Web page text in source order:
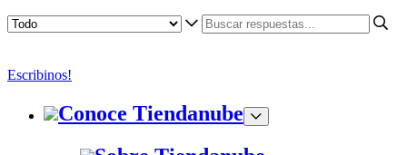
Escribinos!
Conoce Tiendanube